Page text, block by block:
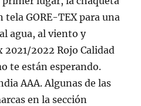
tela GORE-TEX para una
agua, al viento y
2022 Rojo Calidad
te están esperando.
AAA. Algunas de las
en la sección